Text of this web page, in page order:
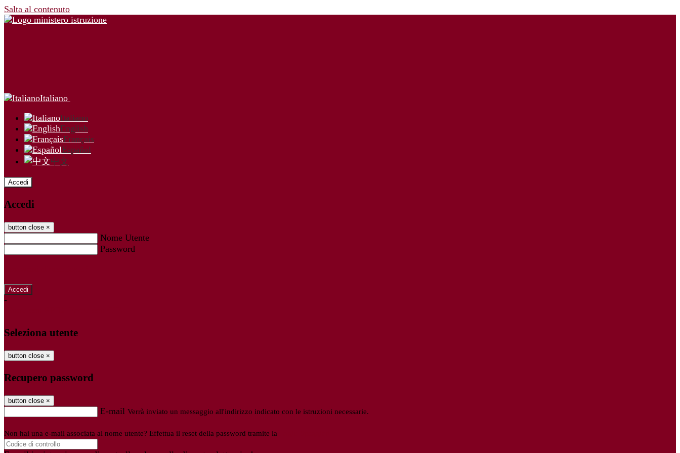
Salta al contenuto
Italiano
Italiano
English
Français
Español
中文
Accedi
Accedi
button close ×
Nome Utente
Password
-
Seleziona utente
button close ×
Recupero password
button close ×
E-mail Verrà inviato un messaggio all'indirizzo indicato con le istruzioni necessarie.
Non hai una e-mail associata al nome utente? Effettua il reset della password tramite la